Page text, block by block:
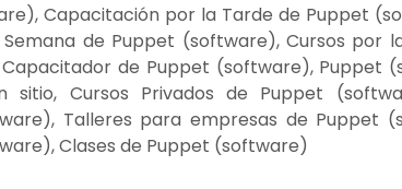
Capacitación por la Tarde de Puppet
de Puppet (software), Cursos
de Puppet (software), Puppet
Cursos Privados de Puppet
Talleres para empresas de Puppet
Clases de Puppet (software)